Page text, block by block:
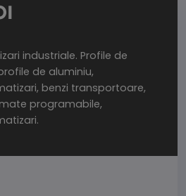
industriale. Profile de
de aluminiu,
benzi transportoare,
programabile,